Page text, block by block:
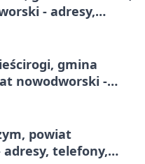
- adresy,
gmina
nowodworski -
powiat
telefony,